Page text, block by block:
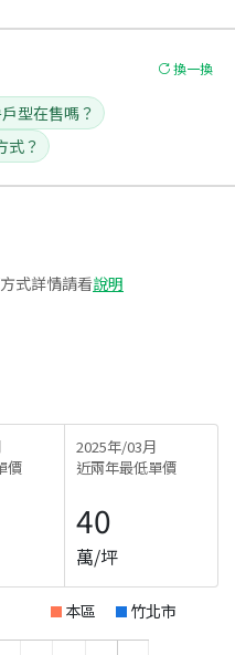
換一換
型在售嗎？
式？
式詳情請看說明
價
2025年/03月
近兩年最低單價
40
萬/坪
本區 竹北市